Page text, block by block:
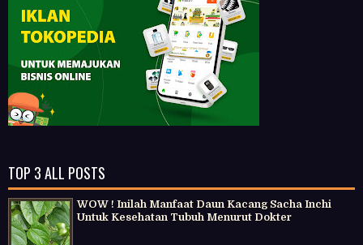
TOP 3 ALL POSTS
WOW ! Inilah Manfaat Daun Kacang Sacha Inchi
Untuk Kesehatan Tubuh Menurut Dokter